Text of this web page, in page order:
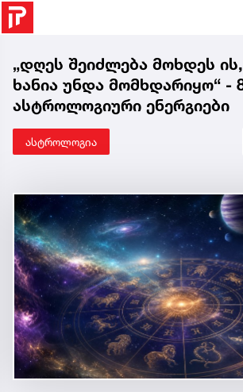
„დღეს შეიძლება მოხდეს
ხანია უნდა მომხდარიყო“ -
ასტროლოგიური ენერგიები
ასტროლოგია